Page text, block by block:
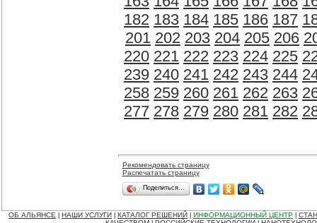
182 183 184 185 186 187
201 202 203 204 205 206
220 221 222 223 224 225
239 240 241 242 243 244
258 259 260 261 262 263
277 278 279 280 281 282
Рекомендовать страницу
Распечатать страницу
Поделиться…
ОБ АЛЬЯНСЕ НАШИ УСЛУГИ КАТАЛОГ РЕШЕНИЙ ИНФОРМАЦИОННЫЙ ЦЕНТР